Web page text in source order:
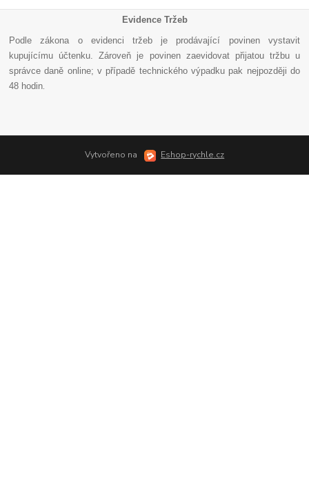
Evidence Tržeb
Podle zákona o evidenci tržeb je prodávající povinen vystavit
kupujícímu účtenku. Zároveň je povinen zaevidovat přijatou tržbu u
správce daně online; v případě technického výpadku pak nejpozději do
48 hodin
Vytvořeno na Eshop-rychle.cz